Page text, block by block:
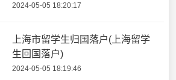
2024-05-05 18:20:17
上海市留学生归国落户(上海留学
生回国落户)
2024-05-05 18:19:46